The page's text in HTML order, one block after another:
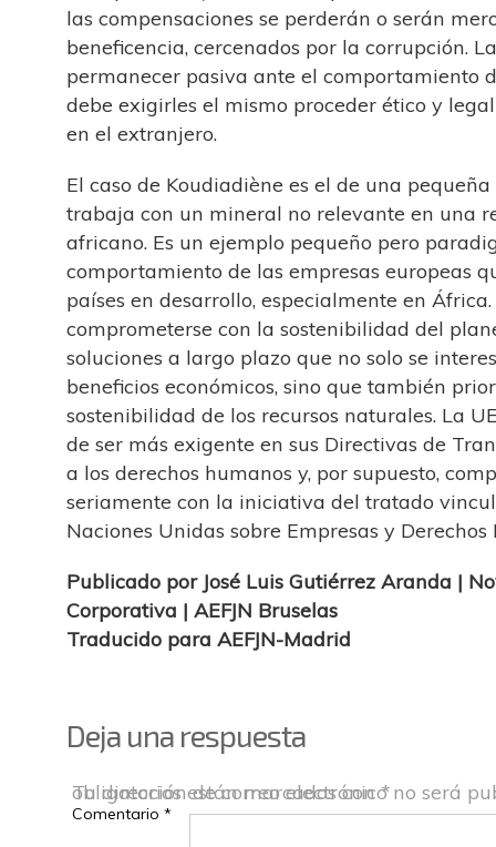
las compensaciones se perderán o serán
beneficencia, cercenados por la corrupción.
permanecer pasiva ante el comportamiento
debe exigirles el mismo proceder ético y
en el extranjero.
El caso de Koudiadiène es el de una
trabaja con un mineral no relevante en una
africano. Es un ejemplo pequeño pero
comportamiento de las empresas europeas
países en desarrollo, especialmente en
comprometerse con la sostenibilidad del
soluciones a largo plazo que no solo se
beneficios económicos, sino que también
sostenibilidad de los recursos naturales. La
de ser más exigente en sus Directivas de
a los derechos humanos y, por supuesto,
seriamente con la iniciativa del tratado
Naciones Unidas sobre Empresas y Derechos
Publicado por José Luis Gutiérrez Aranda |
Corporativa | AEFJN Bruselas
Traducido para AEFJN-Madrid
Deja una respuesta
Tu dirección de correo electrónico no será
Los campos obligatorios están marcados con*
Comentario *